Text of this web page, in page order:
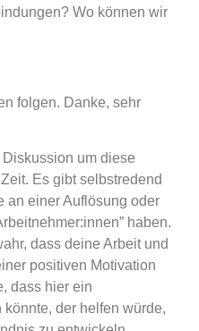
Wo können wir
folgen. Danke, sehr
um diese
Es gibt selbstredend
an einer Auflösung oder
haben.
dass deine Arbeit und
positiven Motivation
dass hier ein
der helfen würde,